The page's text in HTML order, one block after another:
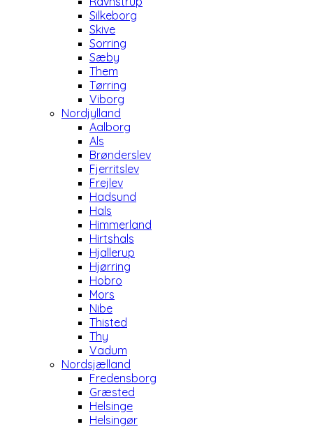
Silkeborg
Skive
Sorring
Sæby
Them
Tørring
Viborg
Nordjylland
Aalborg
Als
Brønderslev
Fjerritslev
Frejlev
Hadsund
Hals
Himmerland
Hirtshals
Hjallerup
Hjørring
Hobro
Mors
Nibe
Thisted
Thy
Vadum
Nordsjælland
Fredensborg
Græsted
Helsinge
Helsingør